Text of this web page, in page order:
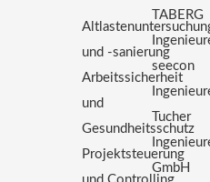
und -sanierung
Arbeitssicherheit
und
Gesundheitsschutz
Projektsteuerung
TABERG
seecon
Tucher
GmbH